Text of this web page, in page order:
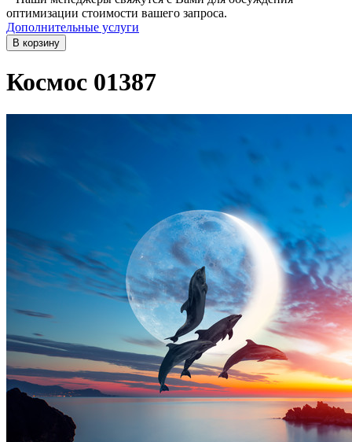
оптимизации стоимости вашего запроса.
Дополнительные услуги
В корзину
Космос 01387